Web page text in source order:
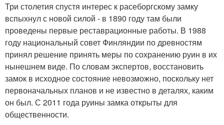
Три столетия спустя интерес к расеборгскому замку
вспыхнул с новой силой - в 1890 году там были
проведены первые реставрационные работы. В 1988
году национальный совет Финляндии по древностям
принял решение принять меры по сохранению руин в их
нынешнем виде. По словам экспертов, восстановить
замок в исходное состояние невозможно, поскольку нет
первоначальных планов и не известно в деталях, каким
он был. С 2011 года руины замка открыты для
общественности.